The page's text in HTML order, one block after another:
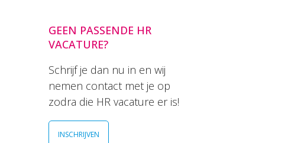
GEEN PASSENDE HR
VACATURE?
Schrijf je dan nu in en wij
nemen contact met je op
zodra die HR vacature er is!
INSCHRIJVEN